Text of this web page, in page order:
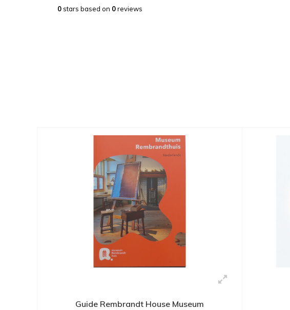
0stars based on 0reviews
Guide Rembrandt House Museum